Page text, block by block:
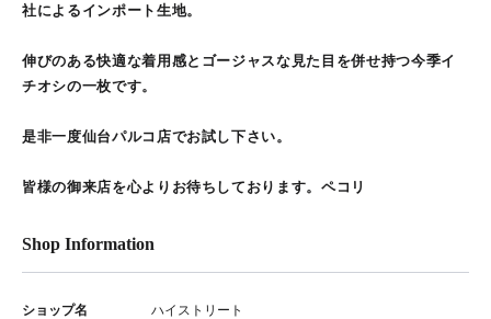
社によるインポート生地。
伸びのある快適な着用感とゴージャスな見た目を併せ持つ今季イ
チオシの一枚です。
是非一度仙台パルコ店でお試し下さい。
皆様の御来店を心よりお待ちしております。ペコリ
Shop Information
ショップ名 ハイストリート